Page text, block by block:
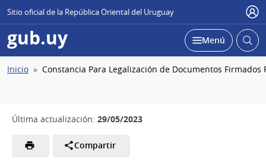
Sitio oficial de la República Oriental del Uruguay
gub.uy Desplegar
Menú Abrir
Ruta
Inicio Constancia Para Legalización de Documentos
Última actualización: 29/05/2023
Compartir